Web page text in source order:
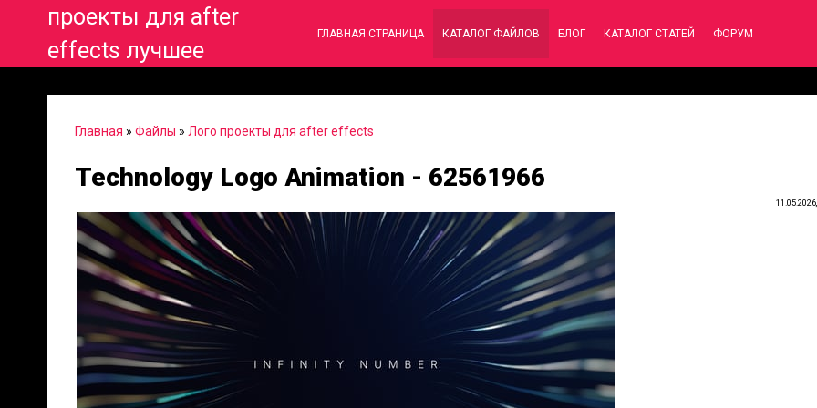
проекты для after
effects лучшее
ГЛАВНАЯ СТРАНИЦА КАТАЛОГ ФАЙЛОВ БЛОГ КАТАЛОГ СТАТЕЙ ФОРУМ
Главная » Файлы » Лого проекты для after effects
Technology Logo Animation - 62561966